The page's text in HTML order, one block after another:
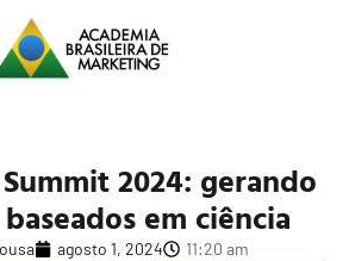
2024: gerando
em ciência
agosto 1, 2024 11:20 am